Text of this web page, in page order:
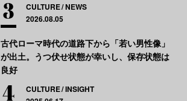
CULTURE NEWS
2026.08.05
古代ローマ時代の道路下から「若い男性像」
が出土。うつ伏せ状態が幸いし、保存状態は
良好
CULTURE INSIGHT